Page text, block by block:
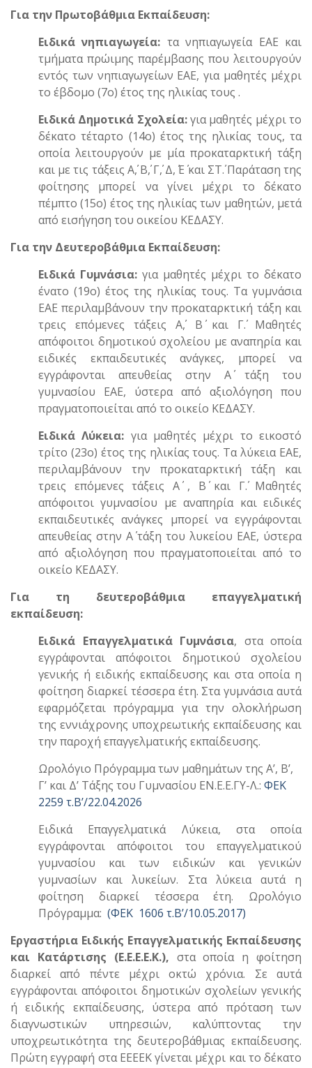
Για την Πρωτοβάθμια Εκπαίδευση:
Ειδικά νηπιαγωγεία: τα νηπιαγωγεία ΕΑΕ και
τμήματα πρώιμης παρέμβασης που λειτουργούν
εντός των νηπιαγωγείων ΕΑΕ, για μαθητές μέχρι
το έβδομο (7ο) έτος της ηλικίας τους .
Ειδικά Δημοτικά Σχολεία:για μαθητές μέχρι το
δέκατο τέταρτο (14ο) έτος της ηλικίας τους, τα
οποία λειτουργούν με μία προκαταρκτική τάξη
και με τις τάξεις Α΄, Β΄, Γ΄, Δ,΄ Ε΄ και ΣΤ΄. Παράταση της
φοίτησης μπορεί να γίνει μέχρι το δέκατο
πέμπτο (15ο) έτος της ηλικίας των μαθητών, μετά
από εισήγηση του οικείου ΚΕΔΑΣΥ.
Για την Δευτεροβάθμια Εκπαίδευση:
Ειδικά Γυμνάσια: για μαθητές μέχρι το δέκατο
ένατο (19ο) έτος της ηλικίας τους. Τα γυμνάσια
ΕΑΕ περιλαμβάνουν την προκαταρκτική τάξη και
τρεις επόμενες τάξεις Α΄, Β΄ και Γ΄. Μαθητές
απόφοιτοι δημοτικού σχολείου με αναπηρία και
ειδικές εκπαιδευτικές ανάγκες, μπορεί να
εγγράφονται απευθείας στην Α΄ τάξη του
γυμνασίου ΕΑΕ, ύστερα από αξιολόγηση που
πραγματοποιείται από το οικείο ΚΕΔΑΣΥ.
Ειδικά Λύκεια: για μαθητές μέχρι το εικοστό
τρίτο (23ο) έτος της ηλικίας τους. Τα λύκεια ΕΑΕ,
περιλαμβάνουν την προκαταρκτική τάξη και
τρεις επόμενες τάξεις Α΄ , Β΄ και Γ΄. Μαθητές
απόφοιτοι γυμνασίου με αναπηρία και ειδικές
εκπαιδευτικές ανάγκες μπορεί να εγγράφονται
απευθείας στην A΄ τάξη του λυκείου ΕΑΕ, ύστερα
από αξιολόγηση που πραγματοποιείται από το
οικείο ΚΕΔΑΣΥ.
Για τη δευτεροβάθμια επαγγελματική
εκπαίδευση:
Ειδικά Επαγγελματικά Γυμνάσια, στα οποία
εγγράφονται απόφοιτοι δημοτικού σχολείου
γενικής ή ειδικής εκπαίδευσης και στα οποία η
φοίτηση διαρκεί τέσσερα έτη. Στα γυμνάσια αυτά
εφαρμόζεται πρόγραμμα για την ολοκλήρωση
της εννιάχρονης υποχρεωτικής εκπαίδευσης και
την παροχή επαγγελματικής εκπαίδευσης.
Ωρολόγιο Πρόγραμμα των μαθημάτων της Α’, Β’,
Γ’ και Δ’ Τάξης του Γυμνασίου ΕΝ.Ε.Ε.ΓΥ-Λ.: ΦΕΚ
2259 τ.Β’/22.04.2026
Ειδικά Επαγγελματικά Λύκεια, στα οποία
εγγράφονται απόφοιτοι του επαγγελματικού
γυμνασίου και των ειδικών και γενικών
γυμνασίων και λυκείων. Στα λύκεια αυτά η
φοίτηση διαρκεί τέσσερα έτη. Ωρολόγιο
Πρόγραμμα: (ΦΕΚ 1606 τ.Β’/10.05.2017)
Εργαστήρια Ειδικής Επαγγελματικής Εκπαίδευσης
και Κατάρτισης (Ε.Ε.Ε.Ε.Κ.), στα οποία η φοίτηση
διαρκεί από πέντε μέχρι οκτώ χρόνια. Σε αυτά
εγγράφονται απόφοιτοι δημοτικών σχολείων γενικής
ή ειδικής εκπαίδευσης, ύστερα από πρόταση των
διαγνωστικών υπηρεσιών, καλύπτοντας την
υποχρεωτικότητα της δευτεροβάθμιας εκπαίδευσης.
Πρώτη εγγραφή στα ΕΕΕΕΚ γίνεται μέχρι και το δέκατο